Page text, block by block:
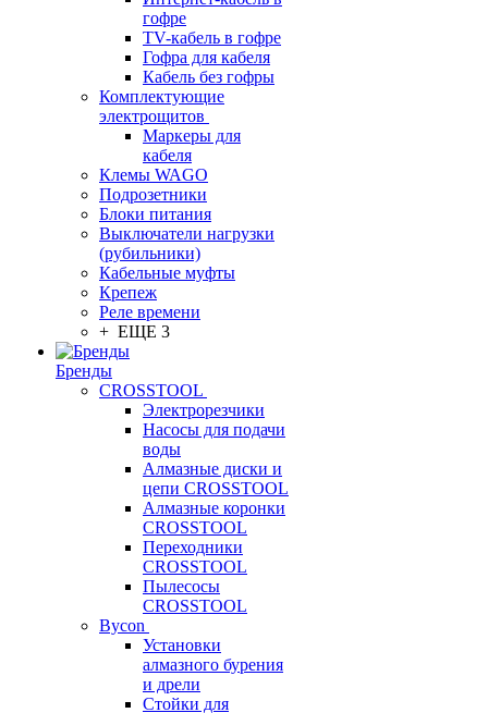
гофре
TV-кабель в гофре
Гофра для кабеля
Кабель без гофры
Комплектующие
электрощитов
Маркеры для
кабеля
Клемы WAGO
Подрозетники
Блоки питания
Выключатели нагрузки
(рубильники)
Кабельные муфты
Крепеж
Реле времени
+ ЕЩЕ 3
Бренды
CROSSTOOL
Электрорезчики
Насосы для подачи
воды
Алмазные диски и
цепи CROSSTOOL
Алмазные коронки
CROSSTOOL
Переходники
CROSSTOOL
Пылесосы
CROSSTOOL
Bycon
Установки
алмазного бурения
и дрели
Стойки для